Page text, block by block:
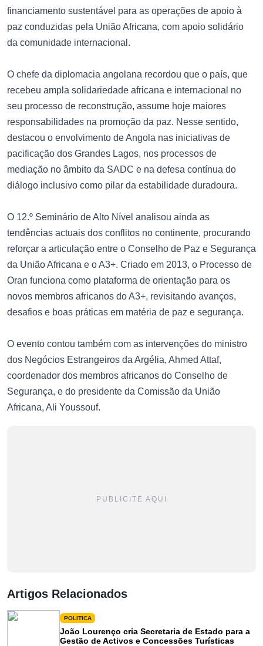
financiamento sustentável para as operações de apoio à
paz conduzidas pela União Africana, com apoio solidário
da comunidade internacional.
O chefe da diplomacia angolana recordou que o país, que
recebeu ampla solidariedade africana e internacional no
seu processo de reconstrução, assume hoje maiores
responsabilidades na promoção da paz. Nesse sentido,
destacou o envolvimento de Angola nas iniciativas de
pacificação dos Grandes Lagos, nos processos de
mediação no âmbito da SADC e na defesa contínua do
diálogo inclusivo como pilar da estabilidade duradoura.
O 12.º Seminário de Alto Nível analisou ainda as
tendências actuais dos conflitos no continente, procurando
reforçar a articulação entre o Conselho de Paz e Segurança
da União Africana e o A3+. Criado em 2013, o Processo de
Oran funciona como plataforma de orientação para os
novos membros africanos do A3+, revisitando avanços,
desafios e boas práticas em matéria de paz e segurança.
O evento contou também com as intervenções do ministro
dos Negócios Estrangeiros da Argélia, Ahmed Attaf,
coordenador dos membros africanos do Conselho de
Segurança, e do presidente da Comissão da União
Africana, Ali Youssouf.
PUBLICITE AQUI
Artigos Relacionados
POLITICA
João Lourenço cria Secretaria de Estado para a
Gestão de Activos e Concessões Turísticas